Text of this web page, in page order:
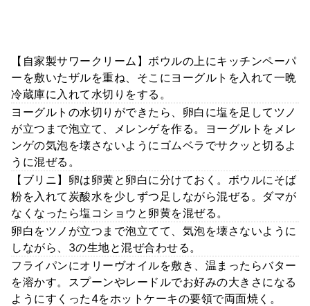
【自家製サワークリーム】ボウルの上にキッチンペーパ
ーを敷いたザルを重ね、そこにヨーグルトを入れて一晩
冷蔵庫に入れて水切りをする。
ヨーグルトの水切りができたら、卵白に塩を足してツノ
が立つまで泡立て、メレンゲを作る。ヨーグルトをメレ
ンゲの気泡を壊さないようにゴムベラでサクッと切るよ
うに混ぜる。
【ブリニ】卵は卵黄と卵白に分けておく。ボウルにそば
粉を入れて炭酸水を少しずつ足しながら混ぜる。ダマが
なくなったら塩コショウと卵黄を混ぜる。
卵白をツノが立つまで泡立てて、気泡を壊さないように
しながら、3の生地と混ぜ合わせる。
フライパンにオリーヴオイルを敷き、温まったらバター
を溶かす。スプーンやレードルでお好みの大きさになる
ようにすくった4をホットケーキの要領で両面焼く。